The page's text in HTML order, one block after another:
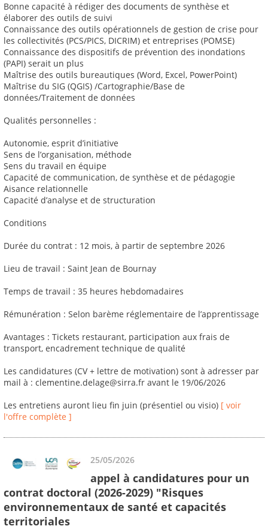
Bonne capacité à rédiger des documents de synthèse et
élaborer des outils de suivi
Connaissance des outils opérationnels de gestion de crise pour
les collectivités (PCS/PICS, DICRIM) et entreprises (POMSE)
Connaissance des dispositifs de prévention des inondations
(PAPI) serait un plus
Maîtrise des outils bureautiques (Word, Excel, PowerPoint)
Maîtrise du SIG (QGIS) /Cartographie/Base de
données/Traitement de données
Qualités personnelles :
Autonomie, esprit d’initiative
Sens de l’organisation, méthode
Sens du travail en équipe
Capacité de communication, de synthèse et de pédagogie
Aisance relationnelle
Capacité d’analyse et de structuration
Conditions
Durée du contrat : 12 mois, à partir de septembre 2026
Lieu de travail : Saint Jean de Bournay
Temps de travail : 35 heures hebdomadaires
Rémunération : Selon barème réglementaire de l’apprentissage
Avantages : Tickets restaurant, participation aux frais de
transport, encadrement technique de qualité
Les candidatures (CV + lettre de motivation) sont à adresser par
mail à : clementine.delage@sirra.fr avant le 19/06/2026
Les entretiens auront lieu fin juin (présentiel ou visio) [ voir
l'offre complète ]
25/05/2026
appel à candidatures pour un
contrat doctoral (2026-2029) "Risques
environnementaux de santé et capacités
territoriales